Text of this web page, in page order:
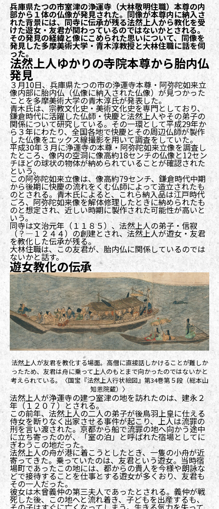
兵庫県たつの市室津の浄運寺（大林敬明住職）本尊の内
部から１体の仏像が発見された。同像が本尊内に納入さ
れた背景には、同寺に伝承が残る法然上人から教化を受
けた遊女・友君が関わっているのではないかとされる。
その発見の経緯と像にこめられた思いについて、同像を
発見した多摩美術大学・青木淳教授と大林住職に話を伺
った。
法然上人ゆかりの寺院本尊から胎内仏
発見
３月10日、兵庫県たつの市の浄運寺本尊・阿弥陀如来立
像内部に胎内仏（仏像に納入された仏像）が見つかった
ことを多摩美術大学の青木淳氏が発表した。
青木氏は、宗教文化史・美術文化史を専門としており、
鎌倉時代に活躍した仏師・快慶と法然上人やその弟子の
関係について研究している。その一環として平成29年か
ら３年にわたり、全国各地で快慶とその周辺仏師が製作
した仏像をエックス線撮影を用いて調査をしていた。
平成30年３月に浄運寺の本尊・阿弥陀如来立像を調査し
たところ、像内の空洞に像高約18センチの仏像と12セン
チほどの球状の物体が納められていることが確認された
という。
この阿弥陀如来立像は、像高約79センチ、鎌倉時代中期
から後期に快慶の流れをくむ仏師によって造立されたも
のとされる。青木氏によると、これら納入品は江戸時代
ごろ、阿弥陀如来像を解体修理したときに納められたも
のと想定され、近しい時期に製作された可能性が高いと
いう。
同寺は文治元年（１１８５）、法然上人の弟子・信寂
（？―１２４４）の創建とされ、法然上人が遊女・友君
を教化した伝承が残る。
大林住職は、この友君が、胎内仏に関係しているのでは
ないかと話す。
遊女教化の伝承
法然上人が友君を教化する場面。高僧に直接話しかけることが難しか
ったため、友君は舟に乗って上人のもとまで向かったのではないかと
考えられている。〈国宝『法然上人行状絵図』第34巻第５段（総本山
知恩院蔵）〉
法然上人が浄運寺の建つ室津の地を訪れたのは、建永２
年（１２０７）とされる。
この前年、法然上人の二人の弟子が後鳥羽上皇に仕える
侍女を断りなく出家させる事件が起こり、上人は流罪の
刑を言い渡された。京都から船で流罪の地へ向かう途中
に立ち寄ったのが、「室の泊」と呼ばれた宿場としてに
ぎわうこの地だった。
法然上人の舟が港に着こうとしたとき、一隻の小舟が近
寄ってきた。乗っていたのは、友君という遊女。当時宿
場町であったこの地には、都からの貴人を今様や朗詠な
どで接待することを仕事とする遊女が多くおり、友君も
その一人だった。
彼女は木曾義仲の第三夫人であったとされる。義仲が戦
死した後、この地へと流れ着き、子どもを出産するも、